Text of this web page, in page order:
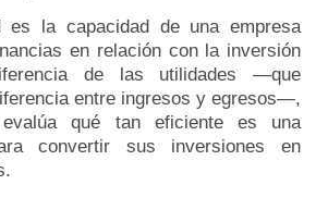
es la capacidad de una empresa
en relación con la inversión
de las utilidades —que
entre ingresos y egresos—,
evalúa qué tan eficiente es una
convertir sus inversiones en